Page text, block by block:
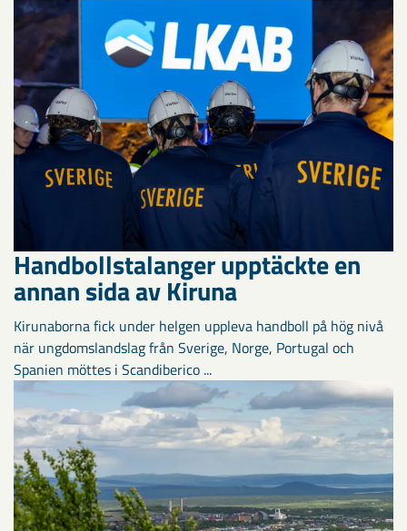
Handbollstalanger upptäckte en
annan sida av Kiruna
Kirunaborna fick under helgen uppleva handboll på hög nivå
när ungdomslandslag från Sverige, Norge, Portugal och
Spanien möttes i Scandiberico ...